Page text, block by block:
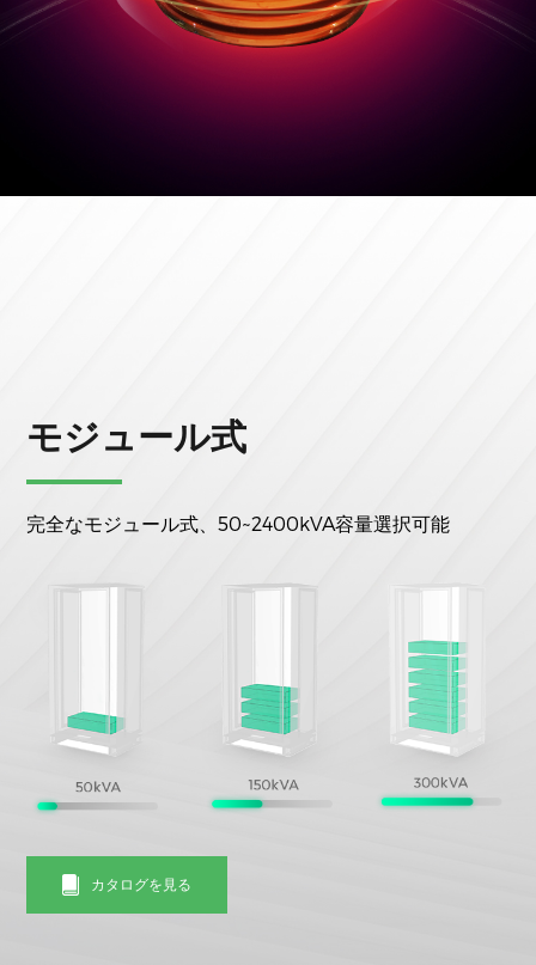
モジュール式
完全なモジュール式、50~2400kVA容量選択可能
カタログを見る